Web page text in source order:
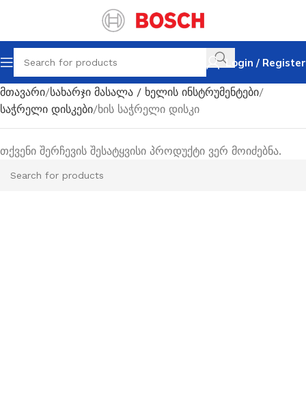
Login / Register
მთავარი სახარჯი მასალა / ხელის ინსტრუმენტები
საჭრელი დისკები ხის საჭრელი დისკი
თქვენი შერჩევის შესატყვისი პროდუქტი ვერ მოიძებნა.